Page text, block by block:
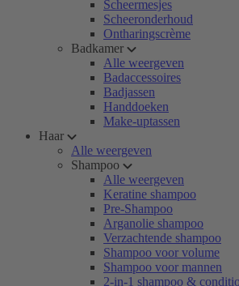
Scheermesjes
Scheeronderhoud
Ontharingscrème
Badkamer
Alle weergeven
Badaccessoires
Badjassen
Handdoeken
Make-uptassen
Haar
Alle weergeven
Shampoo
Alle weergeven
Keratine shampoo
Pre-Shampoo
Arganolie shampoo
Verzachtende shampoo
Shampoo voor volume
Shampoo voor mannen
2-in-1 shampoo &